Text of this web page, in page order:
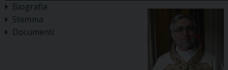
Biografia
Stemma
Documenti